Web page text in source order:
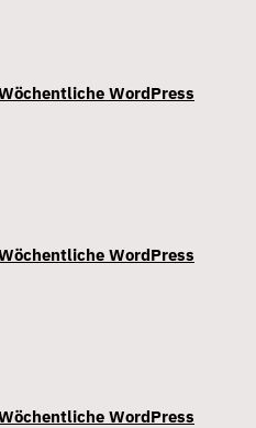
WordPress
WordPress
WordPress